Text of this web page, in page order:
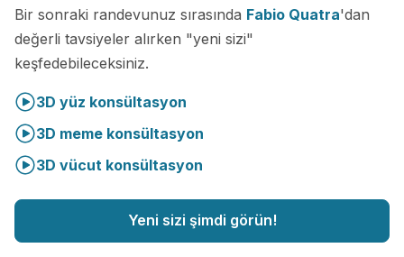
Bir sonraki randevunuz sırasında Fabio Quatra'dan
değerli tavsiyeler alırken "yeni sizi"
keşfedebileceksiniz.
3D yüz konsültasyon
3D meme konsültasyon
3D vücut konsültasyon
Yeni sizi şimdi görün!